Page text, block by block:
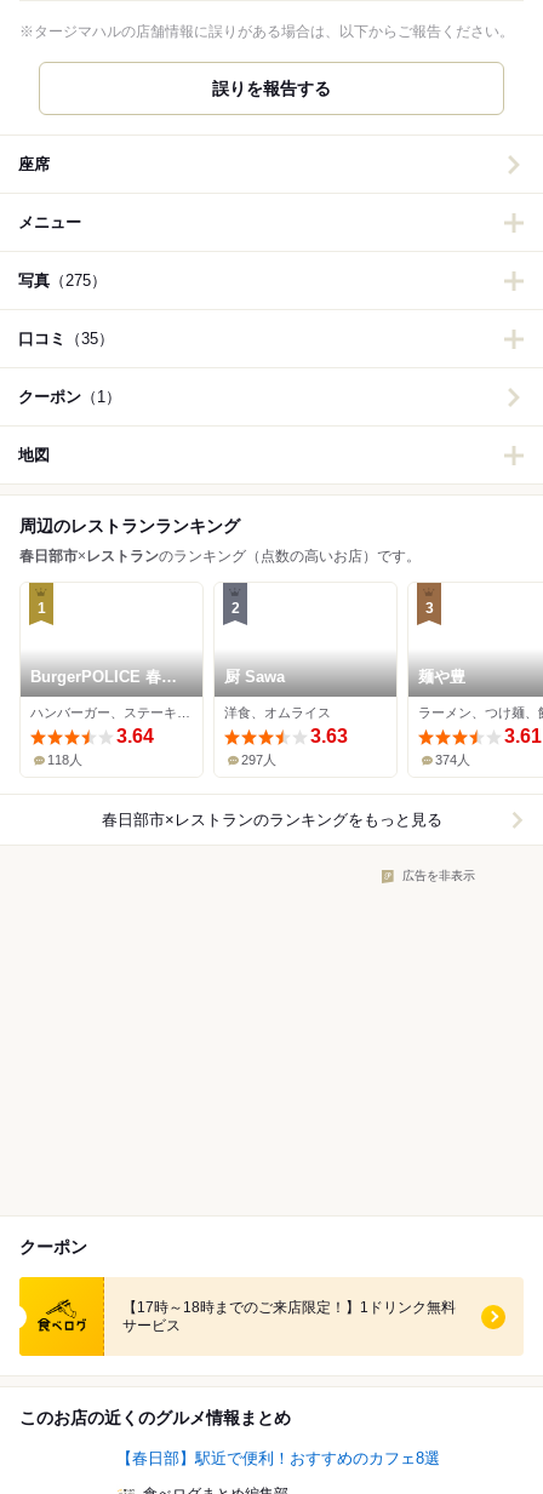
※タージマハルの店舗情報に誤りがある場合は、以下からご報告ください。
誤りを報告する
座席
メニュー
写真 （275）
口コミ （35）
クーポン （1）
地図
周辺のレストランランキング
春日部市× レストランのランキング（点数の高いお店）です。
1
BurgerPOLICE 春日
部
3.64
118人
2
厨 Sawa
洋食、オムライス
3.63
297人
3
麺や豊
ラーメン、つけ麺、
3.61
374人
春日部市×レストランのランキングをもっと見る
広告を非表示
クーポン
食べログ クーポン
【17時～18時までのご来店限定！】1ドリンク無料
サービス
このお店の近くのグルメ情報まとめ
【春日部】駅近で便利！おすすめのカフェ8選